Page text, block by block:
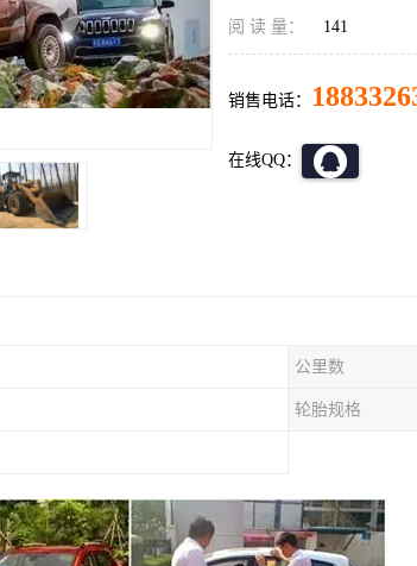
阅 读 量： 141
销售电话：
在线QQ：
公里数
轮胎规格